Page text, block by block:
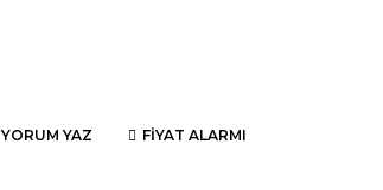
YORUM YAZ FİYAT ALARMI